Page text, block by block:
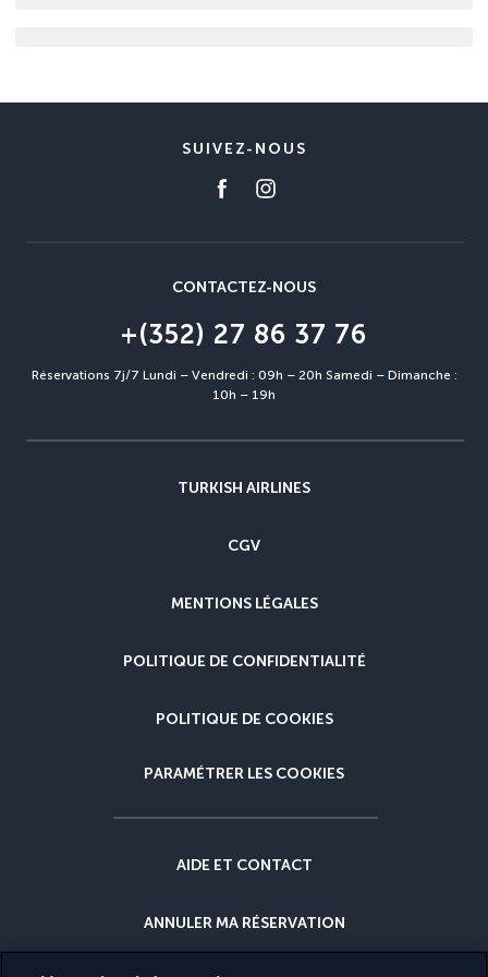
SUIVEZ-NOUS
CONTACTEZ-NOUS
+(352) 27 86 37 76
Réservations 7j/7 Lundi – Vendredi : 09h – 20h Samedi – Dimanche :
10h – 19h
TURKISH AIRLINES
CGV
MENTIONS LÉGALES
POLITIQUE DE CONFIDENTIALITÉ
POLITIQUE DE COOKIES
PARAMÉTRER LES COOKIES
AIDE ET CONTACT
ANNULER MA RÉSERVATION